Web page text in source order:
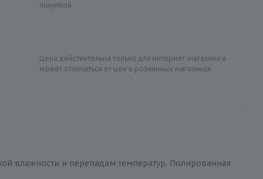
покупкой.
Цена действительна только для интернет-магазина и
может отличаться от цен в розничных магазинах
влажности и перепадам температур. Полированная